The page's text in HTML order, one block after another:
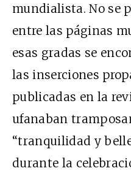
mundialista. No se
entre las páginas
esas gradas se
las inserciones
publicadas en la
ufanaban
“tranquilidad y
durante la